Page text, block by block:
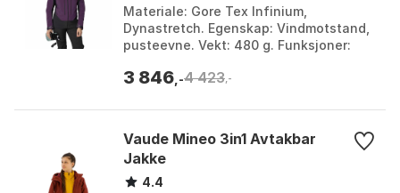
Materiale: Gore Tex Infinium,
Dynastretch. Egenskap: Vindmotstand,
pusteevne. Vekt: 480 g. Funksjoner:
hette. Farge: Royal...
3 846 ,-4 423 ,-
Vaude Mineo 3in1 Avtakbar
Jakke
4.4